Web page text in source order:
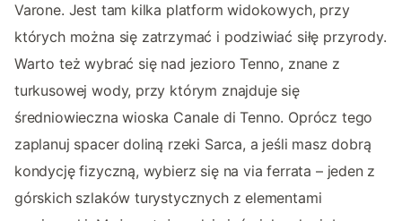
Varone. Jest tam kilka platform widokowych, przy
których można się zatrzymać i podziwiać siłę przyrody.
Warto też wybrać się nad jezioro Tenno, znane z
turkusowej wody, przy którym znajduje się
średniowieczna wioska Canale di Tenno. Oprócz tego
zaplanuj spacer doliną rzeki Sarca, a jeśli masz dobrą
kondycję fizyczną, wybierz się na via ferrata – jeden z
górskich szlaków turystycznych z elementami